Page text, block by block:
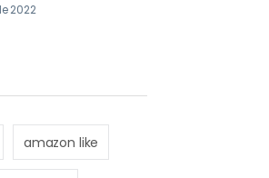
2022
amazon like